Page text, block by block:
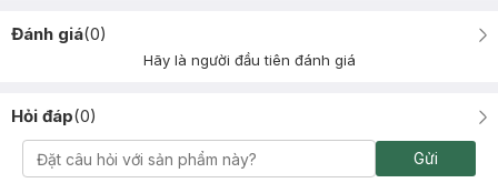
Đánh giá(0)
Hãy là người đầu tiên đánh giá
Hỏi đáp(0)
Gửi